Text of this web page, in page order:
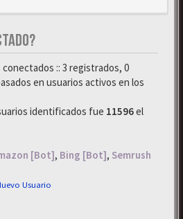
conectados :: 3 registrados, 0
en usuarios activos en los
identificados fue 11596el
[Bot], Bing [Bot], Semrush
Usuario